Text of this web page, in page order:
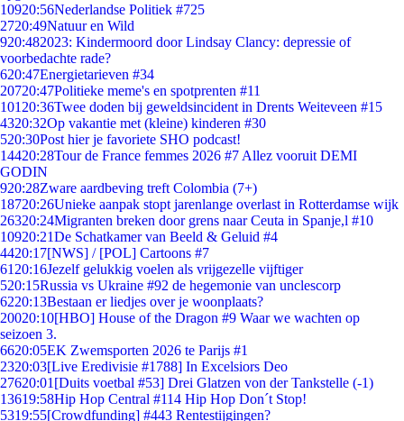
10920:56Nederlandse Politiek #725
2720:49Natuur en Wild
920:482023: Kindermoord door Lindsay Clancy: depressie of
voorbedachte rade?
620:47Energietarieven #34
20720:47Politieke meme's en spotprenten #11
101 20:36Twee doden bij geweldsincident in Drents Weiteveen #15
4320:32Op vakantie met (kleine) kinderen #30
520:30Post hier je favoriete SHO podcast!
14420:28Tour de France femmes 2026 #7 Allez vooruit DEMI
GODIN
920:28Zware aardbeving treft Colombia (7+)
18720:26Unieke aanpak stopt jarenlange overlast in Rotterdamse wijk
26320:24Migranten breken door grens naar Ceuta in Spanje,l #10
10920:21De Schatkamer van Beeld & Geluid #4
4420:17[NWS] / [POL] Cartoons #7
61 20:16Jezelf gelukkig voelen als vrijgezelle vijftiger
520:15Russia vs Ukraine #92 de hegemonie van unclescorp
6220:13Bestaan er liedjes over je woonplaats?
20020:10[HBO] House of the Dragon #9 Waar we wachten op
seizoen 3.
6620:05EK Zwemsporten 2026 te Parijs #1
2320:03[Live Eredivisie #1788] In Excelsiors Deo
27620:01 [Duits voetbal #53] Drei Glatzen von der Tankstelle (-1)
13619:58Hip Hop Central #114 Hip Hop Don´t Stop!
5319:55[Crowdfunding] #443 Rentestijgingen?